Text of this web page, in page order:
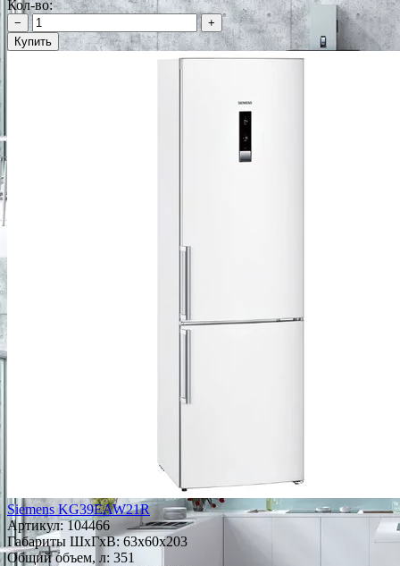
Кол-во:
−
+
Купить
Siemens KG39EAW21R
Артикул:104466
Габариты ШxГxВ: 63x60x203
Общий объем, л: 351